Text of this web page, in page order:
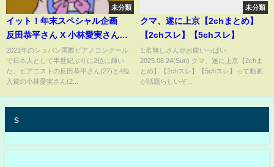
未分類
イット！年末スペシャル企画
反田恭平さん X 小林愛実さん生
演奏 part1
2021年のショパン国際ピアノコンクール
で日本人として半世紀ぶりに2位に輝い
た、ピアニストの反田恭平さん(27)と4位
入賞の小林愛実さん(2...
未分類
クマ、遂に上京【2chまとめ】
【2chスレ】【5chスレ】
1:名無しさん＠お腹いっぱい
2025.08.24(Sun) クマ、遂に上京【2chま
とめ】【2chスレ】【5chスレ】って動画
が話題らしいぞ...
s